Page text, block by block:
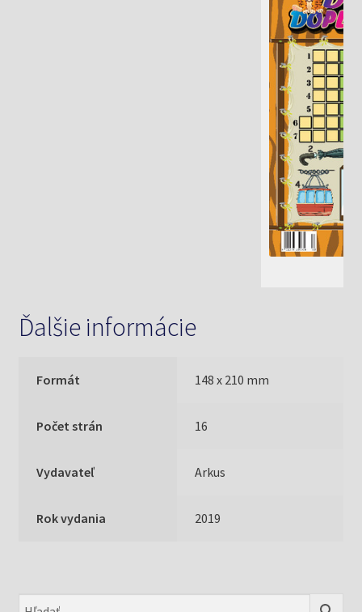
Ďalšie informácie
Formát 148 x 210 mm
Počet strán 16
Vydavateľ Arkus
Rok vydania 2019